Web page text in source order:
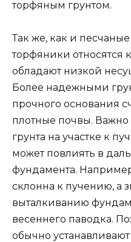
торфяным грунтом.
Так же, как и
торфяники относятся
обладают низкой
Более надежными
прочного основания
плотные почвы. Важно
грунта на участке к
может повлиять в
фундамента.
склонна к пучению, а
выталкиванию
весеннего паводка.
обычно устанавливают